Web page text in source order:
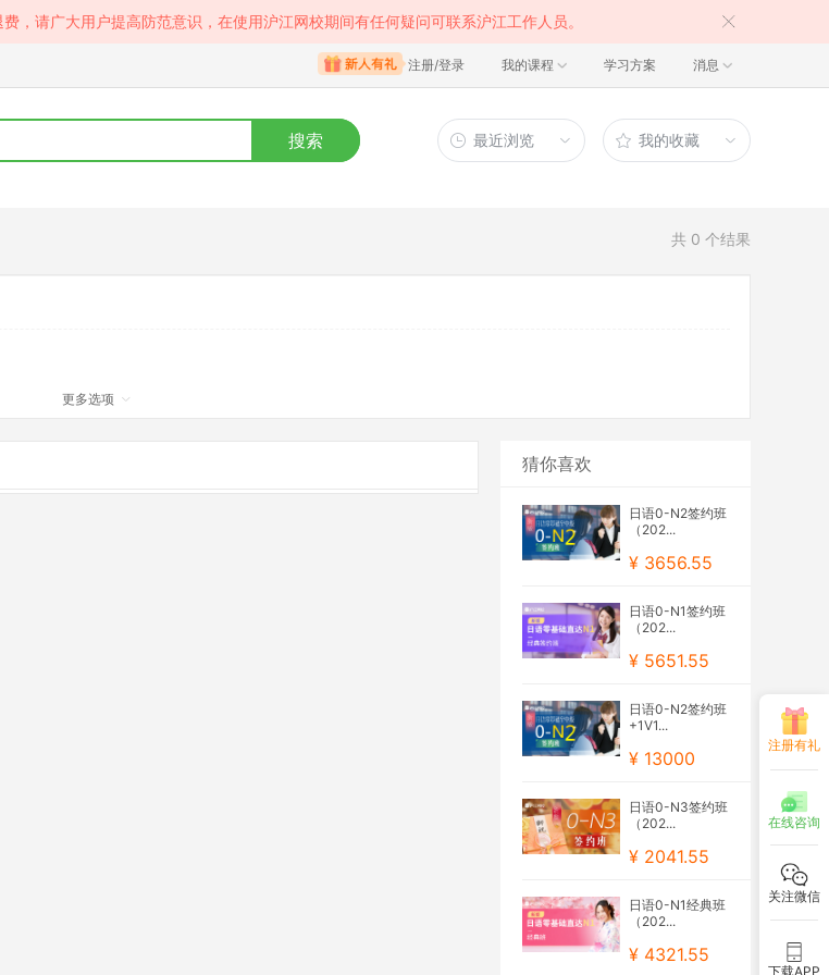
，请广大用户提高防范意识，在使用沪江网校期间有任何疑问可联系沪江工作人员。
注册/登录 我的课程 学习方案 消息
搜索 最近浏览 我的收藏
共 0 个结果
更多选项
猜你喜欢
日语0-N2签约班
（202...
¥ 3656.55
日语0-N1签约班
（202...
¥ 5651.55
日语0-N2签约班
+1V1...
¥ 13000
日语0-N3签约班
（202...
¥ 2041.55
日语0-N1经典班
（202...
¥ 4321.55
注册有礼
在线咨询
关注微信
下载APP